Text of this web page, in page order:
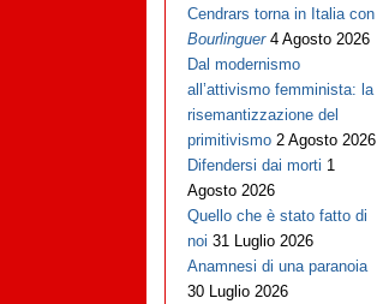
Cendrars torna in Italia con
Bourlinguer 4 Agosto 2026
Dal modernismo
all’attivismo femminista: la
risemantizzazione del
primitivismo 2 Agosto 2026
Difendersi dai morti 1
Agosto 2026
Quello che è stato fatto di
noi 31 Luglio 2026
Anamnesi di una paranoia
30 Luglio 2026